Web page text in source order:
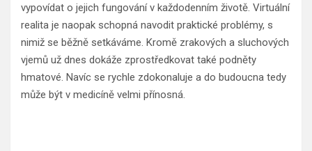
vypovídat o jejich fungování v každodenním životě. Virtuální
realita je naopak schopná navodit praktické problémy, s
nimiž se běžně setkáváme. Kromě zrakových a sluchových
vjemů už dnes dokáže zprostředkovat také podněty
hmatové. Navíc se rychle zdokonaluje a do budoucna tedy
může být v medicíně velmi přínosná.